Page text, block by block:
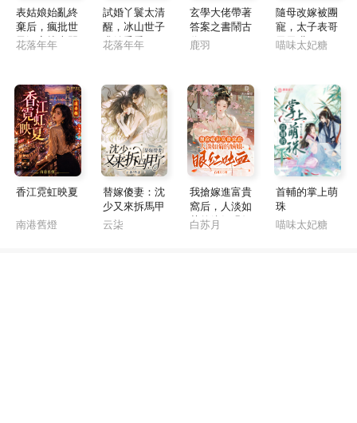
表姑娘始亂終
棄后，瘋批世
子深夜找上門
來了
花落年年
試婚丫鬟太清
醒，冰山世子
求她垂愛
花落年年
玄學大佬帶著
答案之書鬧古
代
鹿羽
隨母改嫁被團
寵，太子表哥
天天哄
喵味太妃糖
香江霓虹映夏
南港舊燈
替嫁傻妻：沈
少又來拆馬甲
了
云柒
我搶嫁進富貴
窩后，人淡如
菊的嫡姐眼紅
吐血
白苏月
首輔的掌上萌
珠
喵味太妃糖